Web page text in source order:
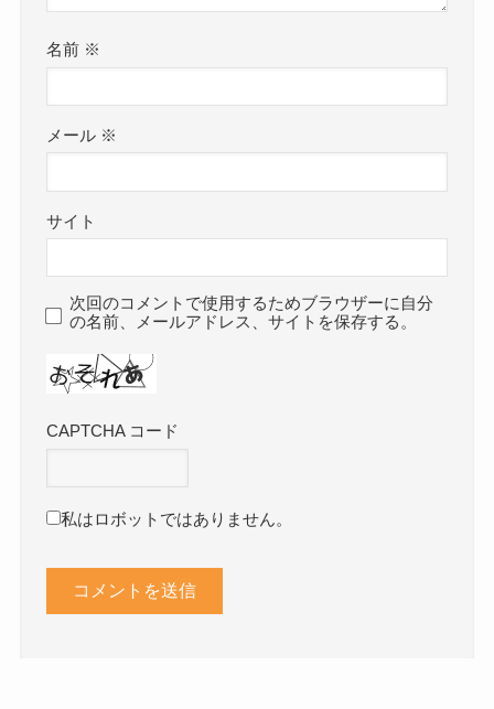
名前 ※
メール ※
サイト
次回のコメントで使用するためブラウザーに自分
の名前、メールアドレス、サイトを保存する。
CAPTCHA コード
私はロボットではありません。